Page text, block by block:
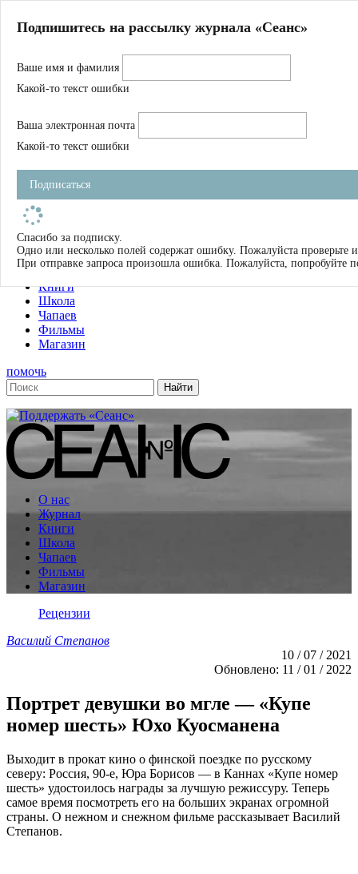
Магазин
Журнал
Школа
Устав
Фильмы
Имена
Тэги
О нас
Журнал
Книги
Школа
Чапаев
Фильмы
Магазин
помочь
О нас
Журнал
Книги
Школа
Чапаев
Фильмы
Магазин
Рецензии
Василий Степанов
10 / 07 / 2021
Обновлено: 11 / 01 / 2022
Портрет девушки во мгле — «Купе
номер шесть» Юхо Куосманена
Выходит в прокат кино о финской поездке по русскому
северу: Россия, 90-е, Юра Борисов — в Каннах «Купе номер
шесть» удостоилось награды за лучшую режиссуру. Теперь
самое время посмотреть его на больших экранах огромной
страны. О нежном и снежном фильме рассказывает Василий
Степанов.
Подпишитесь на рассылку журнала «Сеанс»
Ваше имя и фамилия
Какой-то текст ошибки
Ваша электронная почта
Какой-то текст ошибки
Подписаться
Спасибо за подписку.
Одно или несколько полей содержат ошибку. Пожалуйста проверьте
При отправке запроса произошла ошибка. Пожалуйста, попробуйте